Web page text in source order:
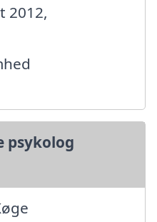
2012,
psykolog